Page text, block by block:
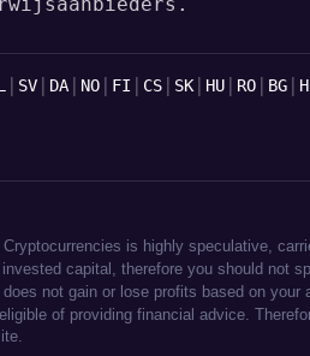
SV DA NO FI CS SK HU RO BG